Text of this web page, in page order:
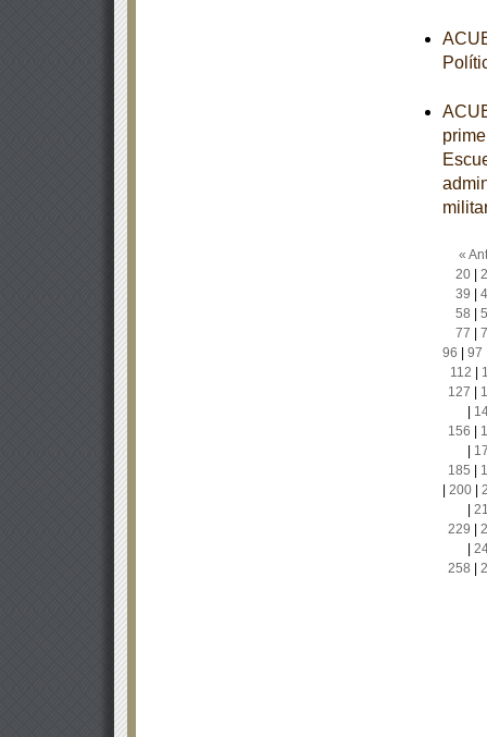
«
20|
39
58
77
96
97
112
127
156
185
200|
229
258